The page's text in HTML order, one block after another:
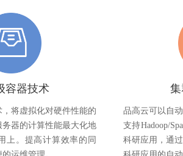
容器技术
将虚拟化对硬件性能的
器的计算性能最大化地
上。提高计算效率的同
品高云可以自
支持Hadoop/
科研应用，通